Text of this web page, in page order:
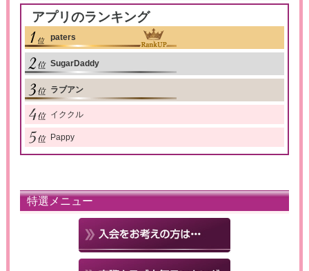
アプリのランキング
paters
SugarDaddy
ラブアン
イククル
Pappy
特選メニュー